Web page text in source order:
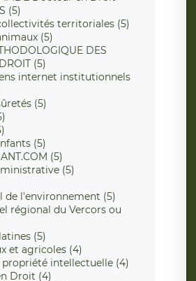
(5)
territoriales (5)
(5)
DES
(5)
internet institutionnels
(5)
(5)
(5)
(5)
de l'environnement (5)
régional du Vercors ou
(5)
et agricoles (4)
intellectuelle (4)
Droit (4)